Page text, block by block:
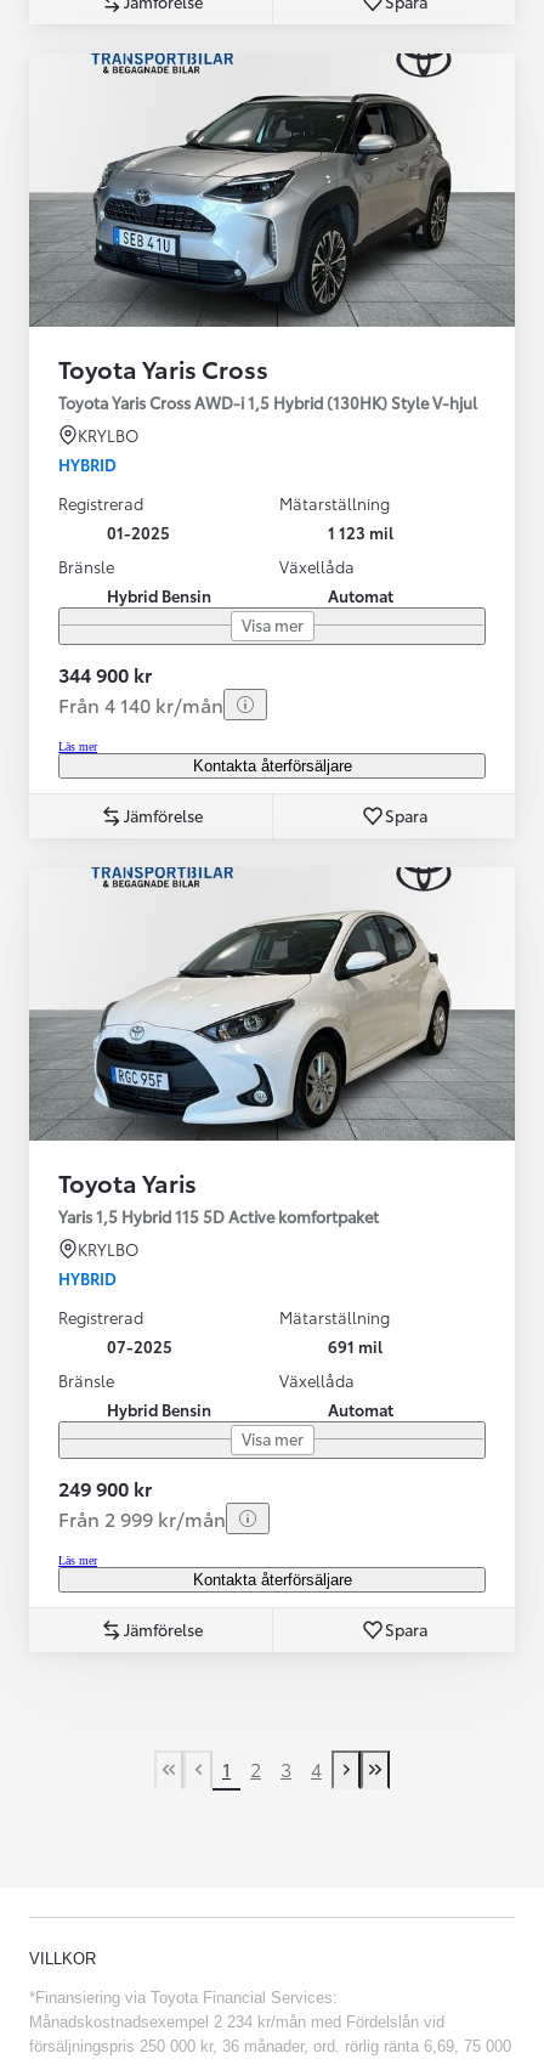
Toyota Yaris Cross
Toyota Yaris Cross AWD-i 1,5 Hybrid (130HK) Style V-hjul
KRYLBO
HYBRID
Registrerad
01-2025
Mätarställning
1 123 mil
Bränsle
Hybrid Bensin
Växellåda
Automat
Visa mer
344 900 kr
Från 4 140 kr/mån
Läs mer
Kontakta återförsäljare
Jämförelse Spara
Toyota Yaris
Yaris 1,5 Hybrid 115 5D Active komfortpaket
KRYLBO
HYBRID
Registrerad
07-2025
Mätarställning
691 mil
Bränsle
Hybrid Bensin
Växellåda
Automat
Visa mer
249 900 kr
Från 2 999 kr/mån
Läs mer
Kontakta återförsäljare
Jämförelse Spara
First Page
Previous page
1 2 3 4
Next page
Last Page
VILLKOR
*Finansiering via Toyota Financial Services:
Månadskostnadsexempel 2 234 kr/mån med Fördelslån vid
försäljningspris 250 000 kr, 36 månader, ord. rörlig ränta 6,69, 75 000